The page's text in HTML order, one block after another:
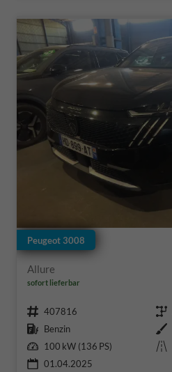
Peugeot 3008
Allure
sofort lieferbar
Fahrzeugnr. 407816 Getriebe
Kraftstoff Benzin Außenfarbe
Leistung 100 kW (136 PS) Kilometerstand
01.04.2025